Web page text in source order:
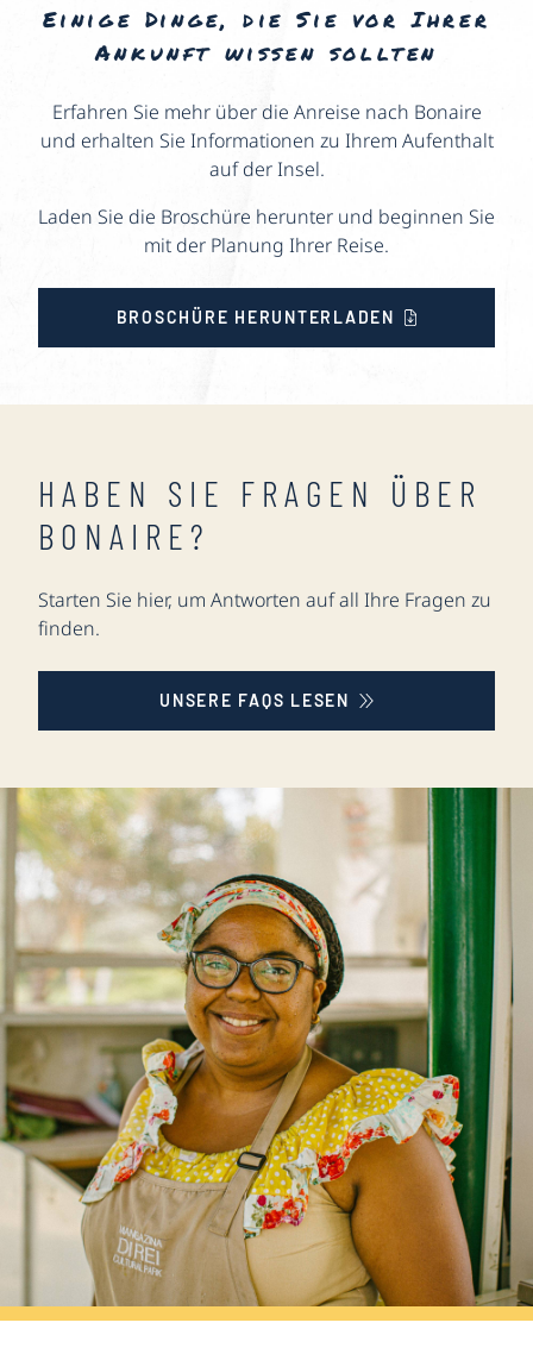
Einige Dinge, die Sie vor Ihrer
Ankunft wissen sollten
Erfahren Sie mehr über die Anreise nach Bonaire
und erhalten Sie Informationen zu Ihrem Aufenthalt
auf der Insel.
Laden Sie die Broschüre herunter und beginnen Sie
mit der Planung Ihrer Reise.
BROSCHÜRE HERUNTERLADEN
HABEN SIE FRAGEN ÜBER
BONAIRE?
Starten Sie hier, um Antworten auf all Ihre Fragen zu
finden.
UNSERE FAQS LESEN